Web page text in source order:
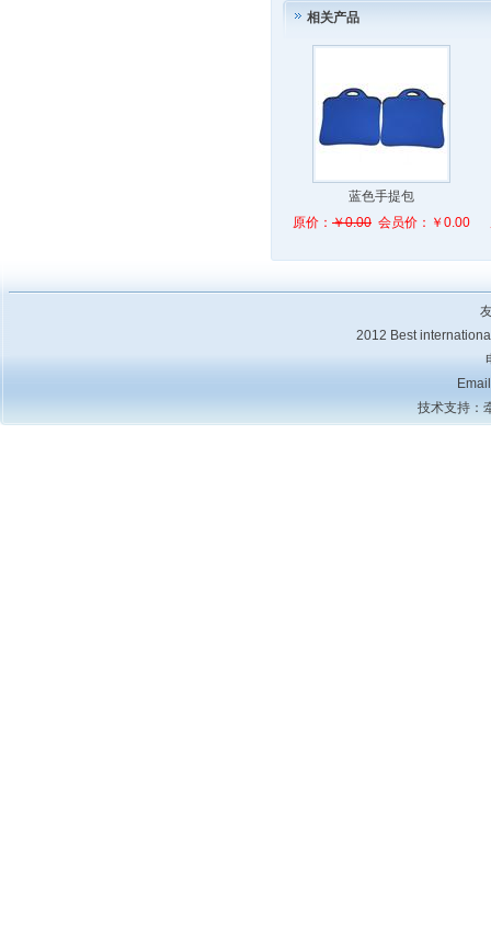
相关产品
蓝色手提包
原价： ￥0.00 会员价：￥0.00
2012 Best
技术支持：